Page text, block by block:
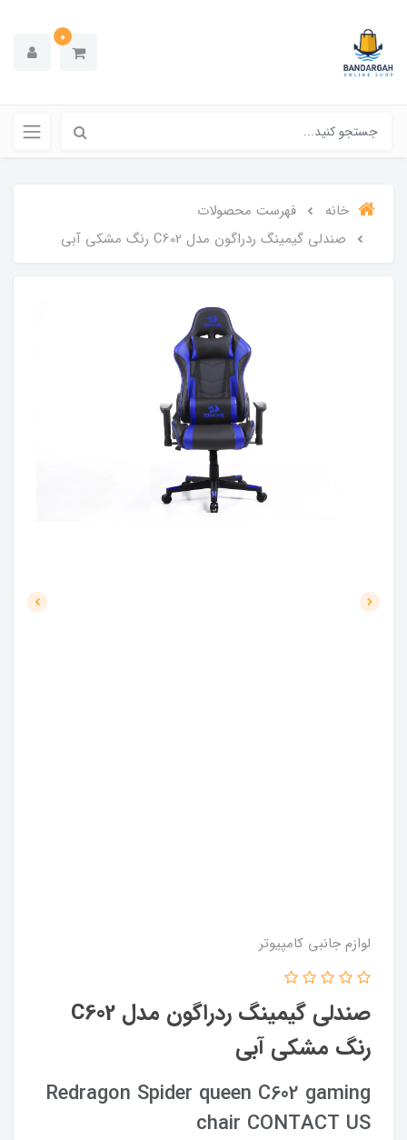
0
خانه
فهرست محصولات
صندلی گیمینگ ردراگون مدل C602 رنگ مشکی آبی
لوازم جانبی کامپیوتر
صندلی گیمینگ ردراگون مدل C602
رنگ مشکی آبی
Redragon Spider queen C602 gaming
chair CONTACT US